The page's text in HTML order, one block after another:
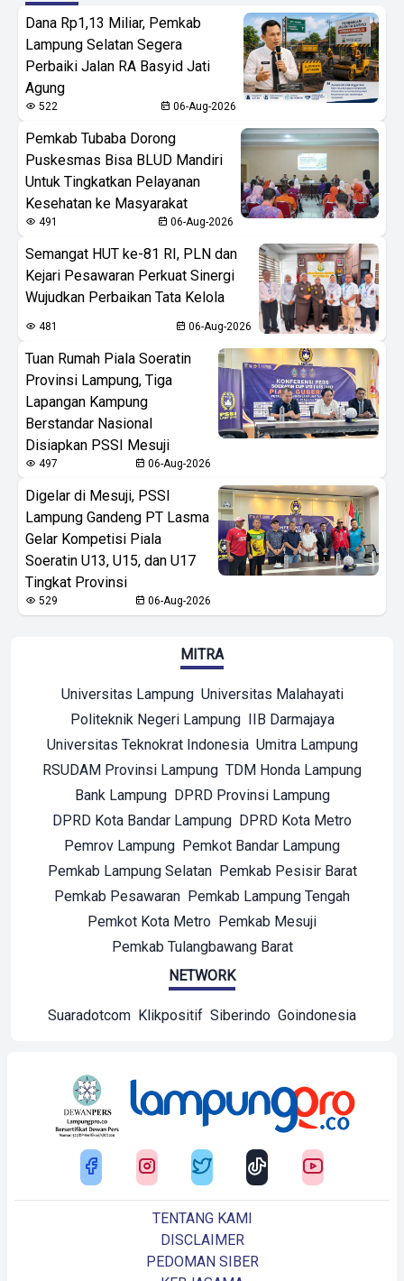
Dana Rp1,13 Miliar, Pemkab
Lampung Selatan Segera
Perbaiki Jalan RA Basyid Jati
Agung
522 06-Aug-2026
Pemkab Tubaba Dorong
Puskesmas Bisa BLUD Mandiri
Untuk Tingkatkan Pelayanan
Kesehatan ke Masyarakat
491 06-Aug-2026
Semangat HUT ke-81 RI, PLN dan
Kejari Pesawaran Perkuat Sinergi
Wujudkan Perbaikan Tata Kelola
481 06-Aug-2026
Tuan Rumah Piala Soeratin
Provinsi Lampung, Tiga
Lapangan Kampung
Berstandar Nasional
Disiapkan PSSI Mesuji
497 06-Aug-2026
Digelar di Mesuji, PSSI
Lampung Gandeng PT Lasma
Gelar Kompetisi Piala
Soeratin U13, U15, dan U17
Tingkat Provinsi
529 06-Aug-2026
MITRA
Universitas Lampung Universitas Malahayati
Politeknik Negeri Lampung IIB Darmajaya
Universitas Teknokrat Indonesia Umitra Lampung
RSUDAM Provinsi Lampung TDM Honda Lampung
Bank Lampung DPRD Provinsi Lampung
DPRD Kota Bandar Lampung DPRD Kota Metro
Pemrov Lampung Pemkot Bandar Lampung
Pemkab Lampung Selatan Pemkab Pesisir Barat
Pemkab Pesawaran Pemkab Lampung Tengah
Pemkot Kota Metro Pemkab Mesuji
Pemkab Tulangbawang Barat
NETWORK
Suaradotcom Klikpositif Siberindo Goindonesia
TENTANG KAMI
DISCLAIMER
PEDOMAN SIBER